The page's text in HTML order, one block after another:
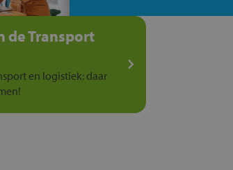
de Transport
en logistiek: daar